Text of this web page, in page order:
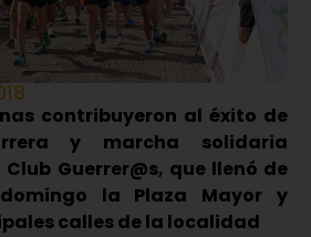
contribuyeron al éxito de
y marcha solidaria
Guerrer@s, que llenó de
la Plaza Mayor y
calles de la localidad